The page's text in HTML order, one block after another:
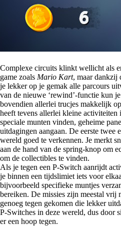
Complexe circuits klinkt wellicht als
game zoals Mario Kart, maar dankzij
je lekker op je gemak alle parcours
van de nieuwe ‘rewind’-functie kun
bovendien allerlei trucjes makkelijk
heeft tevens allerlei kleine
speciale munten vinden, geheime
uitdagingen aangaan. De eerste twee
wereld goed te verkennen. Je merkt
aan de hand van de spring-knop om
om de collectibles te vinden.
Als je tegen een P-Switch aanrijdt
je binnen een tijdslimiet iets voor
bijvoorbeeld specifieke muntjes
bereiken. De missies zijn meestal
genoeg tegen gekomen die lekker
P-Switches in deze wereld, dus door
er een hoop tegen.